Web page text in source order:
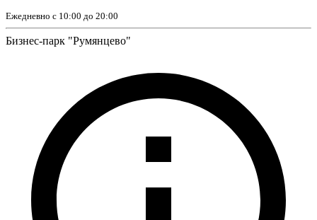
Ежедневно с 10:00 до 20:00
Бизнес-парк "Румянцево"